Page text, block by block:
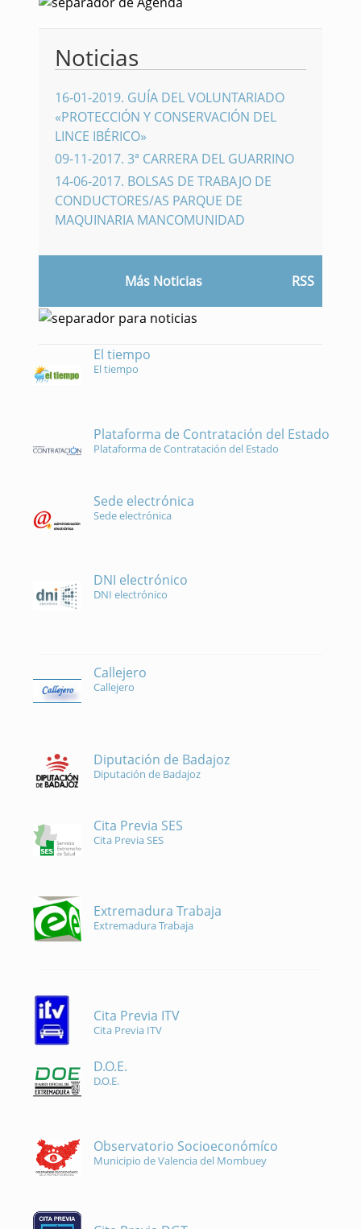
Noticias
16-01-2019. GUÍA DEL VOLUNTARIADO
«PROTECCIÓN Y CONSERVACIÓN DEL
LINCE IBÉRICO»
09-11-2017. 3ª CARRERA DEL GUARRINO
14-06-2017. BOLSAS DE TRABAJO DE
CONDUCTORES/AS PARQUE DE
MAQUINARIA MANCOMUNIDAD
Más Noticias RSS
El tiempo
El tiempo
Plataforma de Contratación del Estado
Plataforma de Contratación del Estado
Sede electrónica
Sede electrónica
DNI electrónico
DNI electrónico
Callejero
Callejero
Diputación de Badajoz
Diputación de Badajoz
Cita Previa SES
Cita Previa SES
Extremadura Trabaja
Extremadura Trabaja
Cita Previa ITV
Cita Previa ITV
D.O.E.
D.O.E.
Observatorio Socioeconómíco
Municipio de Valencia del Mombuey